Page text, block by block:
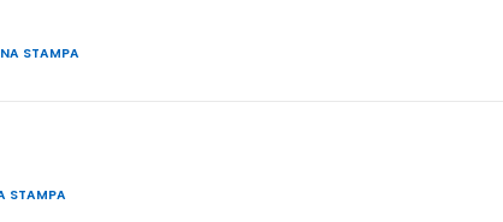
STAMPA
STAMPA